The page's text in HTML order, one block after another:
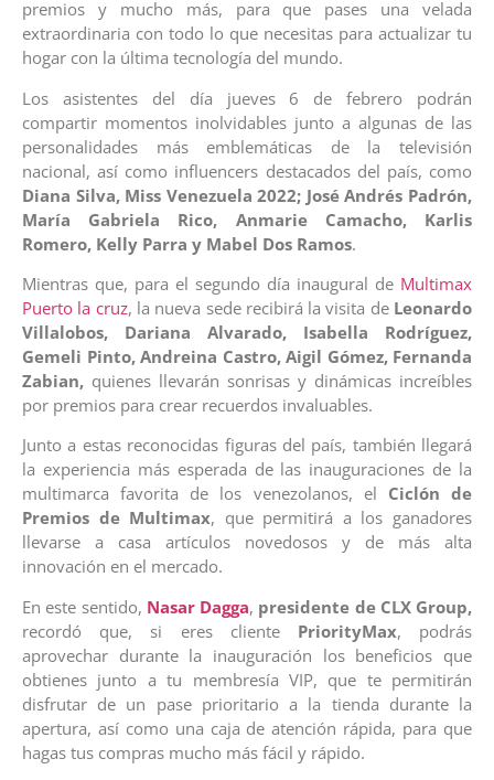
premios y mucho más, para que pases una velada
extraordinaria con todo lo que necesitas para actualizar tu
hogar con la última tecnología del mundo.
Los asistentes del día jueves 6 de febrero podrán
compartir momentos inolvidables junto a algunas de las
personalidades más emblemáticas de la televisión
nacional, así como influencers destacados del país, como
Diana Silva, Miss Venezuela 2022; José Andrés Padrón,
María Gabriela Rico, Anmarie Camacho, Karlis
Romero, Kelly Parra y Mabel Dos Ramos.
Mientras que, para el segundo día inaugural de Multimax
Puerto la cruz, la nueva sede recibirá la visita de Leonardo
Villalobos, Dariana Alvarado, Isabella Rodríguez,
Gemeli Pinto, Andreina Castro, Aigil Gómez, Fernanda
Zabian, quienes llevarán sonrisas y dinámicas increíbles
por premios para crear recuerdos invaluables.
Junto a estas reconocidas figuras del país, también llegará
la experiencia más esperada de las inauguraciones de la
multimarca favorita de los venezolanos, el Ciclón de
Premios de Multimax, que permitirá a los ganadores
llevarse a casa artículos novedosos y de más alta
innovación en el mercado.
En este sentido, Nasar Dagga, presidente de CLX Group,
recordó que, si eres cliente PriorityMax, podrás
aprovechar durante la inauguración los beneficios que
obtienes junto a tu membresía VIP, que te permitirán
disfrutar de un pase prioritario a la tienda durante la
apertura, así como una caja de atención rápida, para que
hagas tus compras mucho más fácil y rápido.